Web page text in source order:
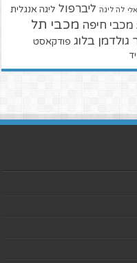
לה ליגה ליברפול ליגה אנגלית
מכבי חיפה מכבי תל
גולדמן בלוג פודקאסט